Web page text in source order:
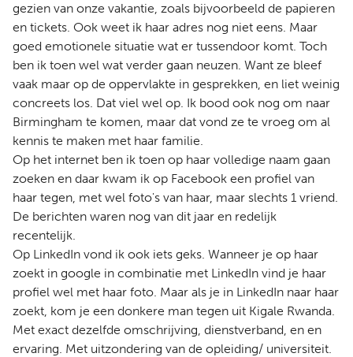
gezien van onze vakantie, zoals bijvoorbeeld de papieren
en tickets. Ook weet ik haar adres nog niet eens. Maar
goed emotionele situatie wat er tussendoor komt. Toch
ben ik toen wel wat verder gaan neuzen. Want ze bleef
vaak maar op de oppervlakte in gesprekken, en liet weinig
concreets los. Dat viel wel op. Ik bood ook nog om naar
Birmingham te komen, maar dat vond ze te vroeg om al
kennis te maken met haar familie.
Op het internet ben ik toen op haar volledige naam gaan
zoeken en daar kwam ik op Facebook een profiel van
haar tegen, met wel foto's van haar, maar slechts 1 vriend.
De berichten waren nog van dit jaar en redelijk
recentelijk.
Op LinkedIn vond ik ook iets geks. Wanneer je op haar
zoekt in google in combinatie met LinkedIn vind je haar
profiel wel met haar foto. Maar als je in LinkedIn naar haar
zoekt, kom je een donkere man tegen uit Kigale Rwanda.
Met exact dezelfde omschrijving, dienstverband, en en
ervaring. Met uitzondering van de opleiding/ universiteit.